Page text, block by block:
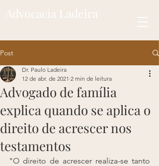
Advocacia Ladeira
Post
Advogado de família
explica quando se aplica o
direito de acrescer nos
testamentos
Dr. Paulo Ladeira
12 de abr. de 2021 2 min de leitura
"O direito de acrescer realiza-se tanto